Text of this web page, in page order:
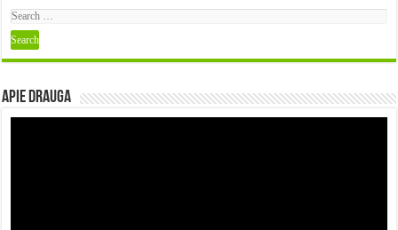
Apie DRAUGA